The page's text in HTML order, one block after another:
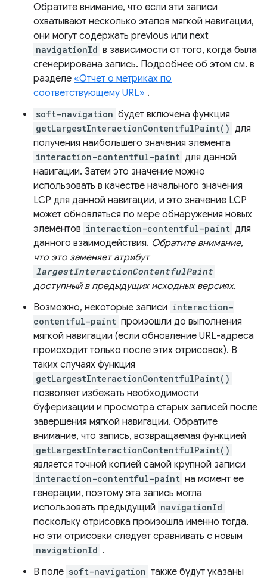
Обратите внимание, что если эти записи
охватывают несколько этапов мягкой навигации,
они могут содержать previous или next
navigationId в зависимости от того, когда была
сгенерирована запись. Подробнее об этом см. в
разделе «Отчет о метриках по
соответствующему URL» .
soft-navigation будет включена функция
getLargestInteractionContentfulPaint() для
получения наибольшего значения элемента
interaction-contentful-paint для данной
навигации. Затем это значение можно
использовать в качестве начального значения
LCP для данной навигации, и это значение LCP
может обновляться по мере обнаружения новых
элементов interaction-contentful-paint для
данного взаимодействия. Обратите внимание,
что это заменяет атрибут
largestInteractionContentfulPaint
доступный в предыдущих исходных версиях.
Возможно, некоторые записи interaction-
contentful-paint произошли до выполнения
мягкой навигации (если обновление URL-адреса
происходит только после этих отрисовок). В
таких случаях функция
getLargestInteractionContentfulPaint()
позволяет избежать необходимости
буферизации и просмотра старых записей после
завершения мягкой навигации. Обратите
внимание, что запись, возвращаемая функцией
getLargestInteractionContentfulPaint()
является точной копией самой крупной записи
interaction-contentful-paint на момент ее
генерации, поэтому эта запись могла
использовать предыдущий navigationId
поскольку отрисовка произошла именно тогда,
но эти отрисовки следует сравнивать с новым
navigationId .
В поле soft-navigation также будут указаны